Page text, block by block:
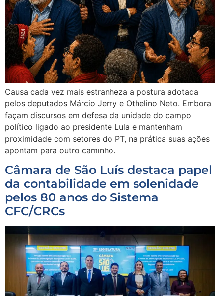
Causa cada vez mais estranheza a postura adotada
pelos deputados Márcio Jerry e Othelino Neto. Embora
façam discursos em defesa da unidade do campo
político ligado ao presidente Lula e mantenham
proximidade com setores do PT, na prática suas ações
apontam para outro caminho.
Câmara de São Luís destaca papel
da contabilidade em solenidade
pelos 80 anos do Sistema
CFC/CRCs